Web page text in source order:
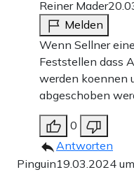
Reiner Mader
Melden
Wenn Sellner
Feststellen dass
werden koennen
abgeschoben
0
Antworten
Pinguin19.03.2024